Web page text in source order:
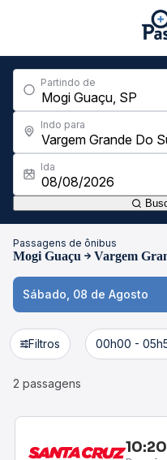
Partindo de
Indo para
Ida
Passagens de ônibus
Mogi Guaçu Vargem
Sábado, 08 de Agosto
Filtros 00h00 -
2 passagens
10:20